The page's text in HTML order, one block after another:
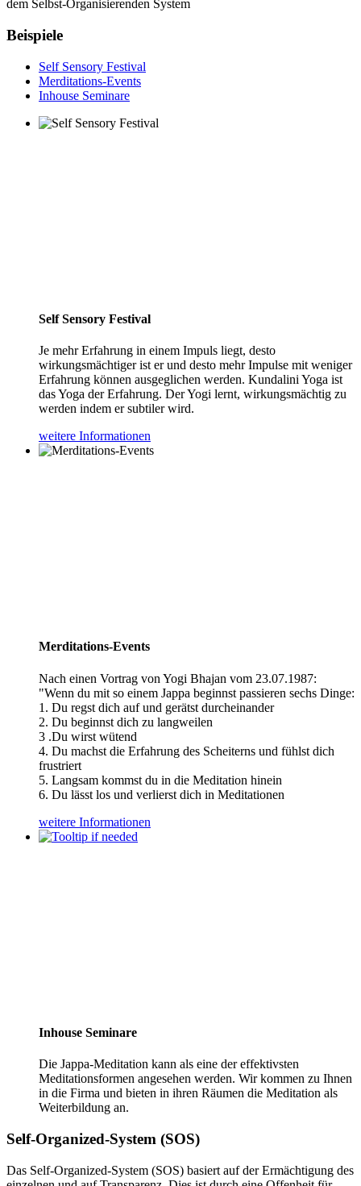
dem Selbst-Organisierenden System
Beispiele
Self Sensory Festival
Merditations-Events
Inhouse Seminare
Self Sensory Festival
Je mehr Erfahrung in einem Impuls liegt, desto
wirkungsmächtiger ist er und desto mehr Impulse mit weniger
Erfahrung können ausgeglichen werden. Kundalini Yoga ist
das Yoga der Erfahrung. Der Yogi lernt, wirkungsmächtig zu
werden indem er subtiler wird.
weitere Informationen
Merditations-Events
Nach einen Vortrag von Yogi Bhajan vom 23.07.1987:
"Wenn du mit so einem Jappa beginnst passieren sechs Dinge:
1. Du regst dich auf und gerätst durcheinander
2. Du beginnst dich zu langweilen
3 .Du wirst wütend
4. Du machst die Erfahrung des Scheiterns und fühlst dich
frustriert
5. Langsam kommst du in die Meditation hinein
6. Du lässt los und verlierst dich in Meditationen
weitere Informationen
Inhouse Seminare
Die Jappa-Meditation kann als eine der effektivsten
Meditationsformen angesehen werden. Wir kommen zu Ihnen
in die Firma und bieten in ihren Räumen die Meditation als
Weiterbildung an.
Self-Organized-System (SOS)
Das Self-Organized-System (SOS) basiert auf der Ermächtigung des